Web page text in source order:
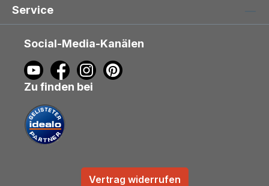
Service
Social-Media-Kanälen
Zu finden bei
Vertrag widerrufen